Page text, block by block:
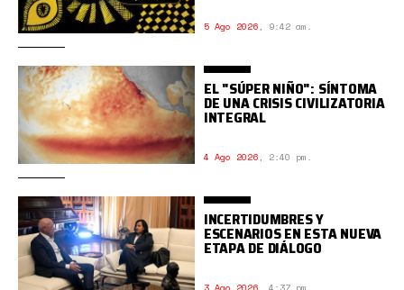
5 Ago 2026, 9:42 am.
EL "SÚPER NIÑO": SÍNTOMA
DE UNA CRISIS CIVILIZATORIA
INTEGRAL
4 Ago 2026, 2:40 pm.
INCERTIDUMBRES Y
ESCENARIOS EN ESTA NUEVA
ETAPA DE DIÁLOGO